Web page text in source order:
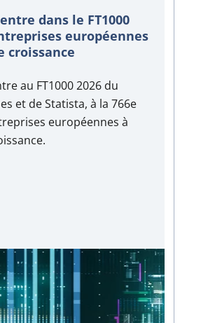
dans le FT1000
européennes
croissance
au FT1000 2026 du
et de Statista, à la 766e
européennes à